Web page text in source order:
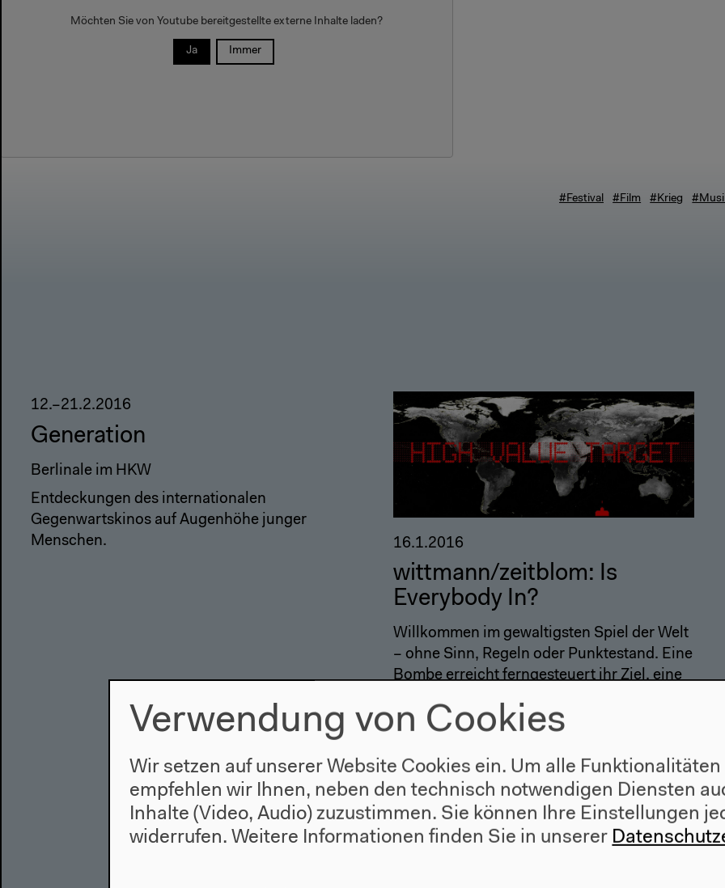
Möchten Sie von Youtube bereitgestellte externe Inhalte laden?
Ja Immer
#Festival #Film #Krieg
12.–21.2.2016
Generation
Berlinale im HKW
Entdeckungen des internationalen
Gegenwartskinos auf Augenhöhe junger
Menschen.
16.1.2016
wittmann/zeitblom: Is
Everybody In?
Willkommen im gewaltigsten Spiel der Welt
– ohne Sinn, Regeln oder Punktestand. Eine
Bombe erreicht ferngesteuert ihr Ziel, eine
Beats, basslastigen Endzeitdubs und
Kontrollgesellschaften voran.
Verwendung von Cookies
Wir setzen auf unserer Website Cookies ein. Um alle
empfehlen wir Ihnen, neben den technisch notwendigen Diensten
Inhalte (Video, Audio) zuzustimmen. Sie können Ihre Einstellungen
widerrufen. Weitere Informationen finden Sie in unserer